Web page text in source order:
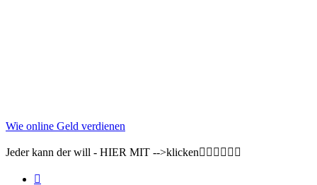
Wie online Geld verdienen
Jeder kann der will - HIER MIT -->klicken👇🏽👇🏽👇🏽